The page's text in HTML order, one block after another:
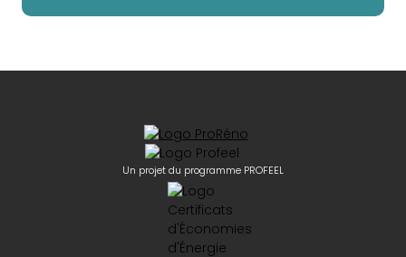
Un projet du programme PROFEEL